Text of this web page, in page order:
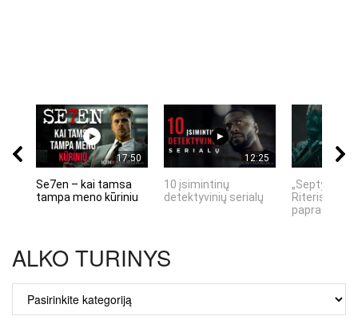
17:50
Se7en – kai tamsa
tampa meno kūriniu
12:25
10 įsimintinų
detektyvinių serialų
„Septynių
Riteris" – kai
ALKO TURINYS
TURINYS